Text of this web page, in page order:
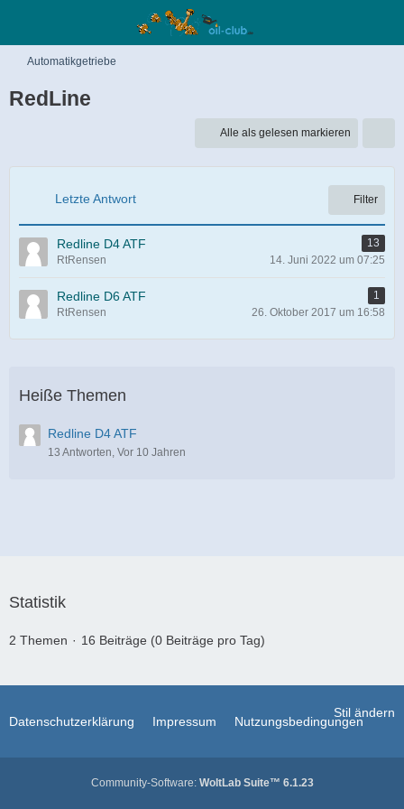
Automatikgetriebe
RedLine
Alle als gelesen markieren
Letzte Antwort Filter
Redline D4 ATF
13
RtRensen
14. Juni 2022 um 07:25
Redline D6 ATF
1
RtRensen
26. Oktober 2017 um 16:58
Heiße Themen
Redline D4 ATF
13 Antworten, Vor 10 Jahren
Statistik
2 Themen 16 Beiträge (0 Beiträge pro Tag)
Stil ändern
Datenschutzerklärung Impressum Nutzungsbedingungen
Community-Software: WoltLab Suite™ 6.1.23